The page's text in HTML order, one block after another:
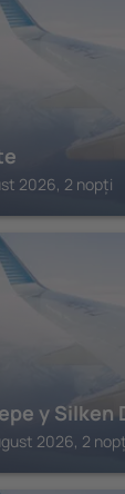
2026, 2 nopți
y Silken
2026, 2